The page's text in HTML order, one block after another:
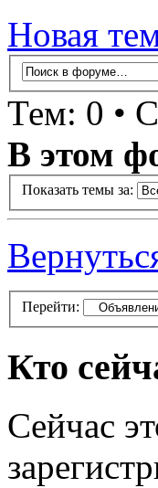
Новая
Тем: 0 •
В этом
Показать темы за:
Перейти:
Кто
Сейчас